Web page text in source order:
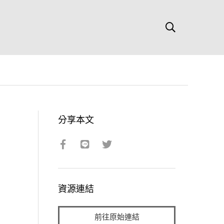
分享本文
資源連結
前往原始連結